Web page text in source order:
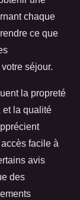
chaque
ce que
séjour.
la propreté
et la qualité
facile à
avis
des